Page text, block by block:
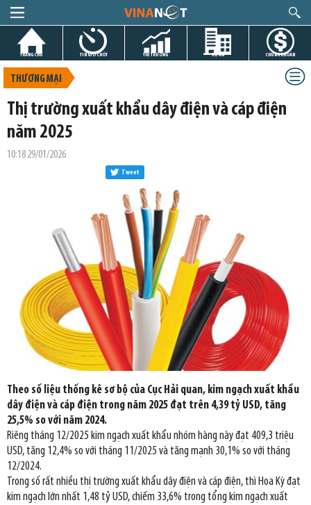
TRANG CHỦ TIN GIỜ CHÓT THỊ TRƯỜNG DỰ ÁN CHỨNG KHOÁN
THƯƠNG MẠI
Thị trường xuất khẩu dây điện và cáp điện
năm 2025
10:18 29/01/2026
Tweet
Theo số liệu thống kê sơ bộ của Cục Hải quan, kim ngạch xuất khẩu
dây điện và cáp điện trong năm 2025 đạt trên 4,39 tỷ USD, tăng
25,5% so với năm 2024.
Riêng tháng 12/2025 kim ngạch xuất khẩu nhóm hàng này đạt 409,3 triệu
USD, tăng 12,4% so với tháng 11/2025 và tăng mạnh 30,1% so với tháng
12/2024.
Trong số rất nhiều thị trường xuất khẩu dây điện và cáp điện, thì Hoa Kỳ đạt
kim ngạch lớn nhất 1,48 tỷ USD, chiếm 33,6% trong tổng kim ngạch xuất